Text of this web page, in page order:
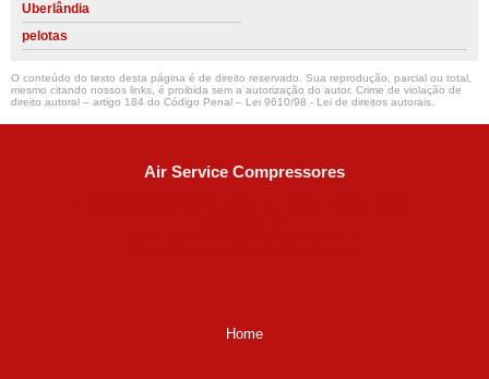
Uberlândia
pelotas
O conteúdo do texto desta página é de direito reservado. Sua reprodução, parcial ou total,
mesmo citando nossos links, é proibida sem a autorização do autor. Crime de violação de
direito autoral – artigo 184 do Código Penal – Lei 9610/98 - Lei de direitos autorais.
Air Service Compressores
Home